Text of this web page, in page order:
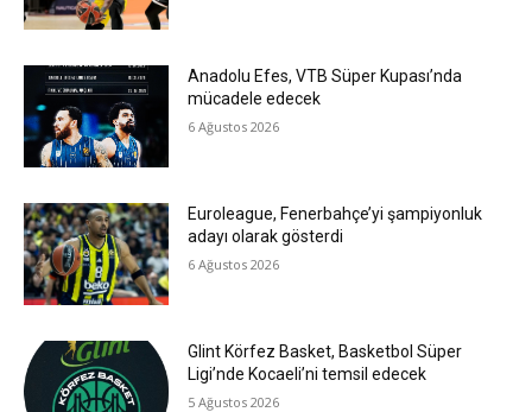
Anadolu Efes, VTB Süper Kupası’nda
mücadele edecek
6 Ağustos 2026
Euroleague, Fenerbahçe’yi şampiyonluk
adayı olarak gösterdi
6 Ağustos 2026
Glint Körfez Basket, Basketbol Süper
Ligi’nde Kocaeli’ni temsil edecek
5 Ağustos 2026